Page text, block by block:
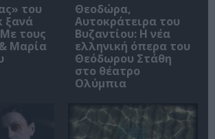
του
ξανά
τους
Μαρία
Θεοδώρα,
Αυτοκράτειρα του
Βυζαντίου: Η νέα
ελληνική όπερα του
Θεόδωρου Στάθη
στο θέατρο
Ολύμπια